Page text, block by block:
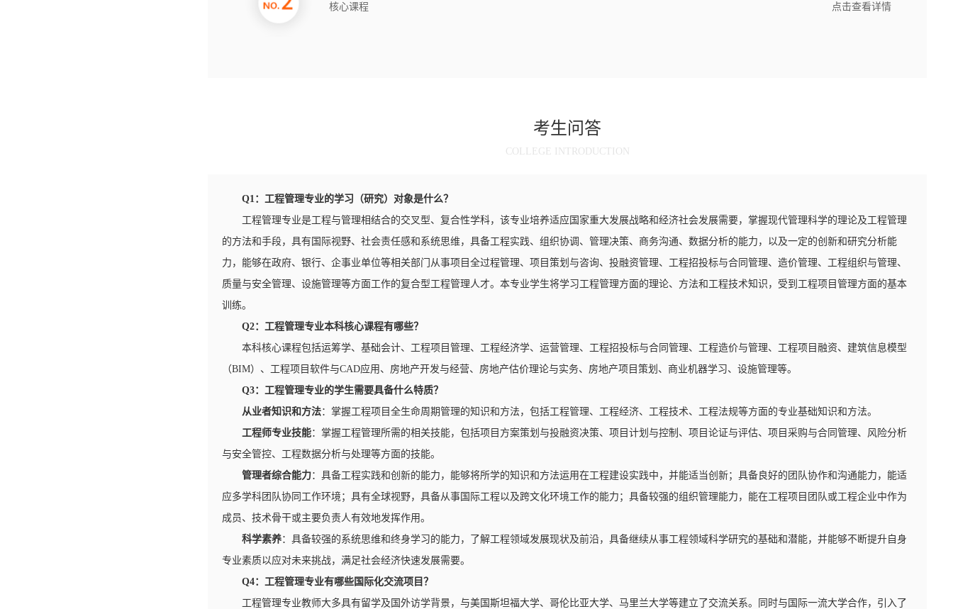
核心课程 点击查看详情
考生问答
COLLEGE INTRODUCTION
Q1：工程管理专业的学习（研究）对象是什么？
工程管理专业是工程与管理相结合的交叉型、复合性学科，该专业培养适应国家重大发展战略和经济社会发展需要，掌握现代管理科学的理论及工程管理
的方法和手段，具有国际视野、社会责任感和系统思维，具备工程实践、组织协调、管理决策、商务沟通、数据分析的能力，以及一定的创新和研究分析能
力，能够在政府、银行、企事业单位等相关部门从事项目全过程管理、项目策划与咨询、投融资管理、工程招投标与合同管理、造价管理、工程组织与管理、
质量与安全管理、设施管理等方面工作的复合型工程管理人才。本专业学生将学习工程管理方面的理论、方法和工程技术知识，受到工程项目管理方面的基本
训练。
Q2：工程管理专业本科核心课程有哪些？
本科核心课程包括运筹学、基础会计、工程项目管理、工程经济学、运营管理、工程招投标与合同管理、工程造价与管理、工程项目融资、建筑信息模型
（BIM）、工程项目软件与CAD应用、房地产开发与经营、房地产估价理论与实务、房地产项目策划、商业机器学习、设施管理等。
Q3：工程管理专业的学生需要具备什么特质？
从业者知识和方法：掌握工程项目全生命周期管理的知识和方法，包括工程管理、工程经济、工程技术、工程法规等方面的专业基础知识和方法。
工程师专业技能：掌握工程管理所需的相关技能，包括项目方案策划与投融资决策、项目计划与控制、项目论证与评估、项目采购与合同管理、风险分析
与安全管控、工程数据分析与处理等方面的技能。
管理者综合能力：具备工程实践和创新的能力，能够将所学的知识和方法运用在工程建设实践中，并能适当创新；具备良好的团队协作和沟通能力，能适
应多学科团队协同工作环境；具有全球视野，具备从事国际工程以及跨文化环境工作的能力；具备较强的组织管理能力，能在工程项目团队或工程企业中作为
成员、技术骨干或主要负责人有效地发挥作用。
科学素养：具备较强的系统思维和终身学习的能力，了解工程领域发展现状及前沿，具备继续从事工程领域科学研究的基础和潜能，并能够不断提升自身
专业素质以应对未来挑战，满足社会经济快速发展需要。
Q4：工程管理专业有哪些国际化交流项目？
工程管理专业教师大多具有留学及国外访学背景，与美国斯坦福大学、哥伦比亚大学、马里兰大学等建立了交流关系。同时与国际一流大学合作，引入了